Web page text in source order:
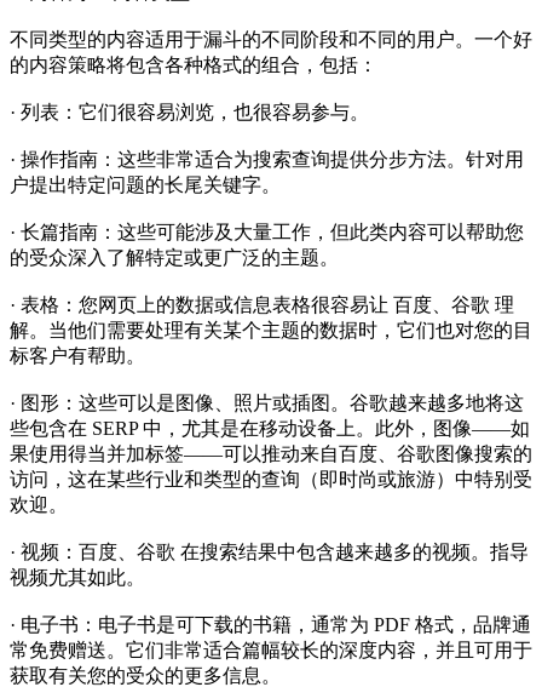
不同类型的内容适用于漏斗的不同阶段和不同的用户。一个好
的内容策略将包含各种格式的组合，包括：
· 列表：它们很容易浏览，也很容易参与。
· 操作指南：这些非常适合为搜索查询提供分步方法。针对用
户提出特定问题的长尾关键字。
· 长篇指南：这些可能涉及大量工作，但此类内容可以帮助您
的受众深入了解特定或更广泛的主题。
· 表格：您网页上的数据或信息表格很容易让 百度、谷歌 理
解。当他们需要处理有关某个主题的数据时，它们也对您的目
标客户有帮助。
· 图形：这些可以是图像、照片或插图。谷歌越来越多地将这
些包含在 SERP 中，尤其是在移动设备上。此外，图像——如
果使用得当并加标签——可以推动来自百度、谷歌图像搜索的
访问，这在某些行业和类型的查询（即时尚或旅游）中特别受
欢迎。
· 视频： 百度、谷歌 在搜索结果中包含越来越多的视频。指导
视频尤其如此。
· 电子书：电子书是可下载的书籍，通常为 PDF 格式，品牌通
常免费赠送。它们非常适合篇幅较长的深度内容，并且可用于
获取有关您的受众的更多信息。